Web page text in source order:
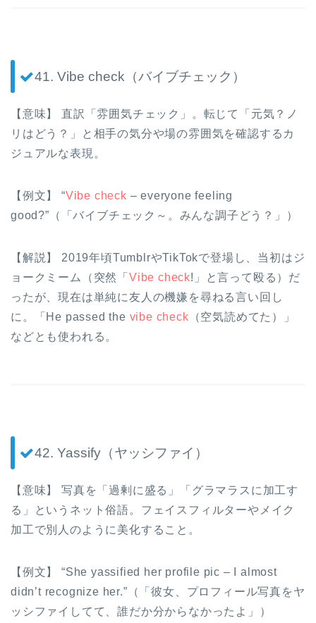
41. Vibe check（バイブチェック）
【意味】 直訳「雰囲気チェック」。転じて「元気？ノ
リはどう？」と相手の気分や場の雰囲気を確認するカ
ジュアルな表現。
【例文】 “Vibe check – everyone feeling
good?”（「バイブチェック～。みんな調子どう？」）
【解説】 2019年頃TumblrやTikTokで登場し、当初はジ
ョークミーム（突然「 Vibe check!」と言って殴る）だ
ったが、現在は単純に友人の機嫌を尋ねる言い回し
に。「He passed the vibe check （空気読めてた）」
などとも使われる。
42. Yassify（ヤッシファイ）
【意味】 写真を「過剰に盛る」「グラマラスに加工す
る」というネット俗語。フェイスフィルターやメイク
加工で別人のように美化すること。
【例文】 “She yassified her profile pic – I almost
didn’t recognize her.”（「彼女、プロフィール写真をヤ
ッシファイしてて、誰だか分からなかったよ」）